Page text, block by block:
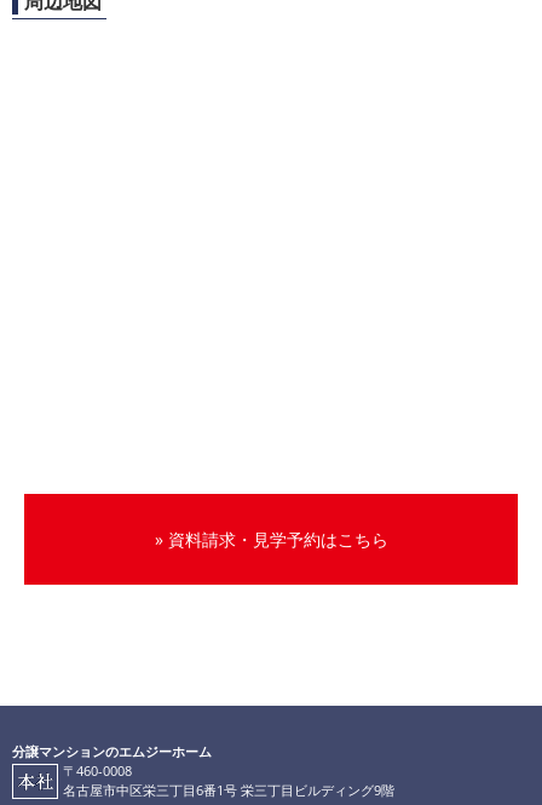
» 資料請求・見学予約はこちら
分譲マンションのエムジーホーム
〒460-0008
名古屋市中区栄三丁目6番1号 栄三丁目ビルディング9階